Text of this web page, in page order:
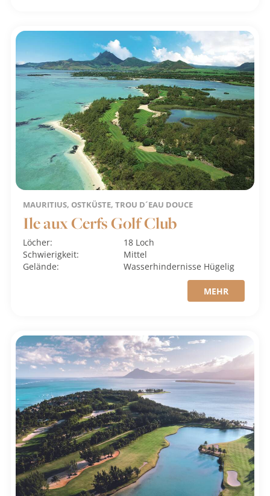
MAURITIUS, OSTKÜSTE, TROU D´EAU DOUCE
Ile aux Cerfs Golf Club
Löcher:
18 Loch
Schwierigkeit:
Mittel
Gelände:
Wasserhindernisse Hügelig
MEHR